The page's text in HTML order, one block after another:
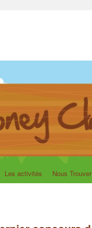
Les activités Nous Trouver